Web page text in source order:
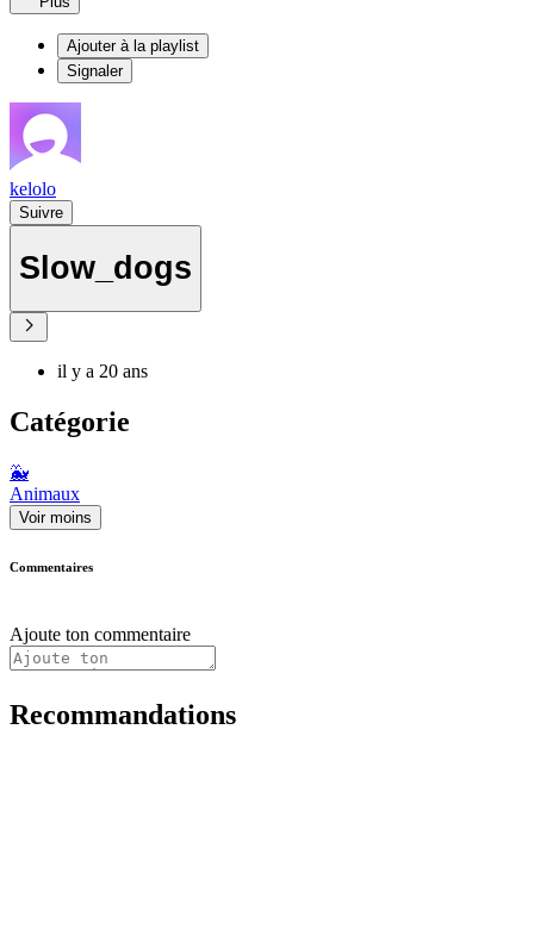
Ajouter à la playlist
Signaler
kelolo
Suivre
Slow_dogs
il y a 20 ans
Catégorie
🐳
Animaux
Voir moins
Commentaires
Ajoute ton commentaire
Recommandations